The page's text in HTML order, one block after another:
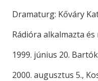
Dramaturg: Kőváry
Rádióra alkalmazta
1999. június 20.
2000. augusztus 5.,